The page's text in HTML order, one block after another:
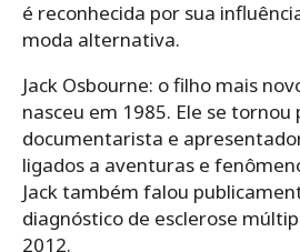
é reconhecida por sua
moda alternativa.
Jack Osbourne: o filho mais
nasceu em 1985. Ele se tornou
documentarista e
ligados a aventuras e
Jack também falou
diagnóstico de esclerose
2012.